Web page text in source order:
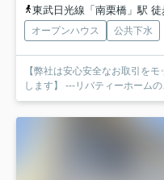
東武日光線「南栗橋」駅 徒
オープンハウス 公共下水
【弊社は安心安全なお取引を
します】 ---リバティーホーム